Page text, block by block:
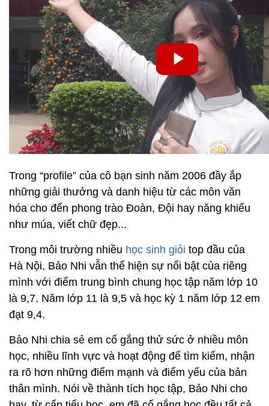
Trong “profile” của cô bạn sinh năm 2006 đầy ắp
những giải thưởng và danh hiệu từ các môn văn
hóa cho đến phong trào Đoàn, Đội hay năng khiếu
như múa, viết chữ đẹp...
Trong môi trường nhiều học sinh giỏi top đầu của
Hà Nội, Bảo Nhi vẫn thể hiện sự nổi bật của riêng
mình với điểm trung bình chung học tập năm lớp 10
là 9,7. Năm lớp 11 là 9,5 và học kỳ 1 năm lớp 12 em
đạt 9,4.
Bảo Nhi chia sẻ em cố gắng thử sức ở nhiều môn
học, nhiều lĩnh vực và hoạt động để tìm kiếm, nhận
ra rõ hơn những điểm mạnh và điểm yếu của bản
thân mình. Nói về thành tích học tập, Bảo Nhi cho